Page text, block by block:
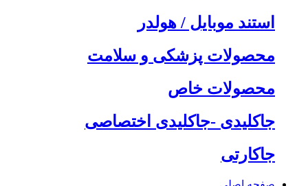
استند موبایل / هولدر
محصولات پزشکی و سلامت
محصولات خاص
جاکلیدی -جاکلیدی اختصاصی
جاکارتی